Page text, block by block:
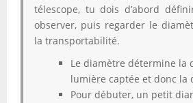
télescope, tu dois d’abord
observer, puis regarder le
la transportabilité.
Le diamètre détermine la
lumière captée et donc la
Pour débuter, un petit